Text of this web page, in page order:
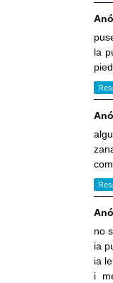
la
no
ia
ia
i